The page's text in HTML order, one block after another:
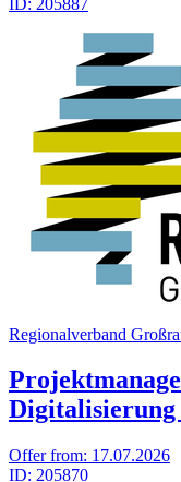
Regionalverband
Offer from: 17.07.2026
ID: 205870